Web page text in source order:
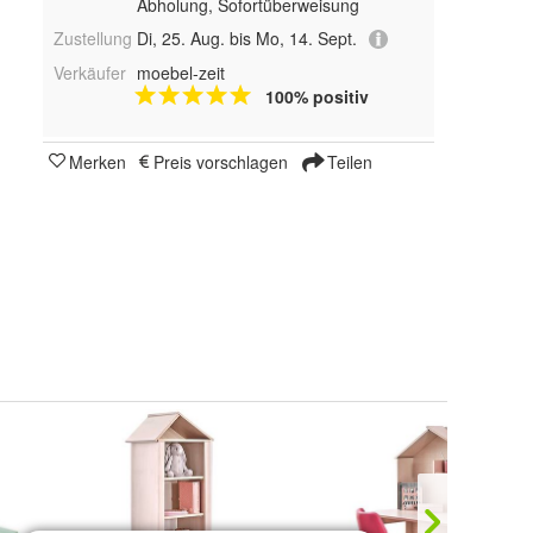
Zustellung Di, 25. Aug. bis Mo, 14. Sept.
Verkäufer moebel-zeit
100% positiv
Merken Preis vorschlagen Teilen